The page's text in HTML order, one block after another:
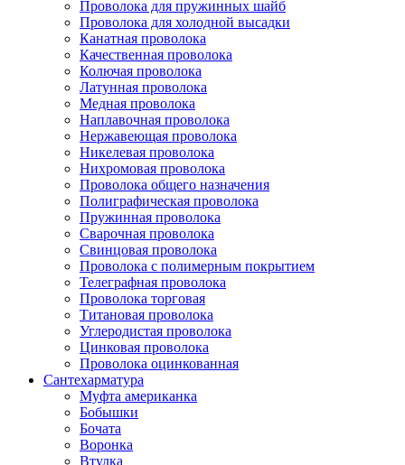
Проволока для пружинных шайб
Проволока для холодной высадки
Канатная проволока
Качественная проволока
Колючая проволока
Латунная проволока
Медная проволока
Наплавочная проволока
Нержавеющая проволока
Никелевая проволока
Нихромовая проволока
Проволока общего назначения
Полиграфическая проволока
Пружинная проволока
Сварочная проволока
Свинцовая проволока
Проволока с полимерным покрытием
Телеграфная проволока
Проволока торговая
Титановая проволока
Углеродистая проволока
Цинковая проволока
Проволока оцинкованная
Сантехарматура
Муфта американка
Бобышки
Бочата
Воронка
Втулка